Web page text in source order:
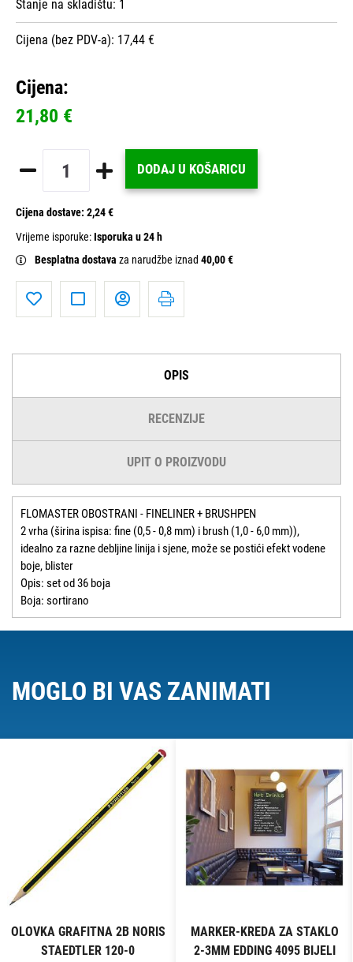
Stanje na skladištu: 1
Cijena (bez PDV-a): 17,44 €
Cijena:
21,80 €
DODAJ U KOŠARICU
Cijena dostave: 2,24 €
Vrijeme isporuke:Isporuka u 24 h
Besplatna dostava za narudžbe iznad 40,00 €
OPIS
RECENZIJE
UPIT O PROIZVODU
FLOMASTER OBOSTRANI - FINELINER + BRUSHPEN
2 vrha (širina ispisa: fine (0,5 - 0,8 mm) i brush (1,0 - 6,0 mm)),
idealno za razne debljine linija i sjene, može se postići efekt vodene
boje, blister
Opis: set od 36 boja
Boja: sortirano
MOGLO BI VAS ZANIMATI
OLOVKA GRAFITNA 2B NORIS
STAEDTLER 120-0
MARKER-KREDA ZA STAKLO
2-3MM EDDING 4095 BIJELI